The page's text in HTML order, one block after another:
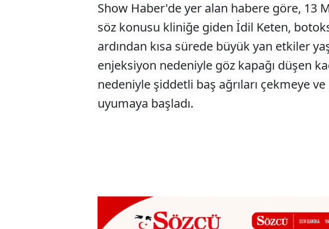
Show Haber'de yer alan habere göre, 13
söz konusu kliniğe giden İdil Keten,
ardından kısa sürede büyük yan etkiler
enjeksiyon nedeniyle göz kapağı düşen
nedeniyle şiddetli baş ağrıları çekmeye ve
uyumaya başladı.